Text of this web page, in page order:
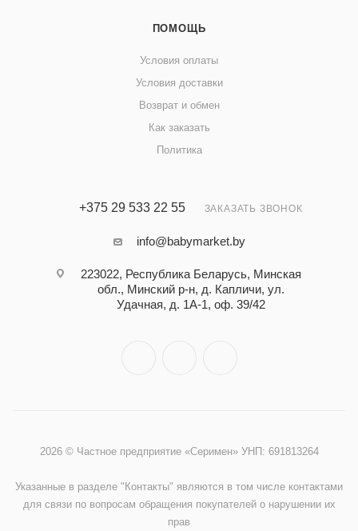
ПОМОЩЬ
Условия оплаты
Условия доставки
Возврат и обмен
Как заказать
Политика
+375 29 533 22 55 ЗАКАЗАТЬ ЗВОНОК
info@babymarket.by
223022, Республика Беларусь, Минская
обл., Минский р-н, д. Капличи, ул.
Удачная, д. 1А-1, оф. 39/42
2026 © Частное предприятие «Серимен» УНП: 691813264
Указанные в разделе "Контакты" являются в том числе контактами
для связи по вопросам обращения покупателей о нарушении их
прав